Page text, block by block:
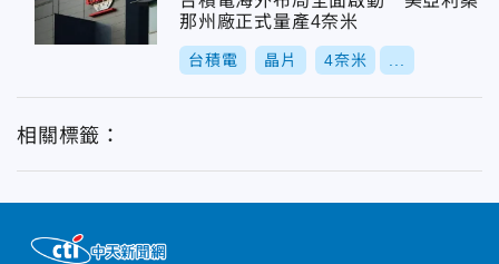
那州廠正式量產4奈米
台積電 晶片 4奈米
相關標籤：